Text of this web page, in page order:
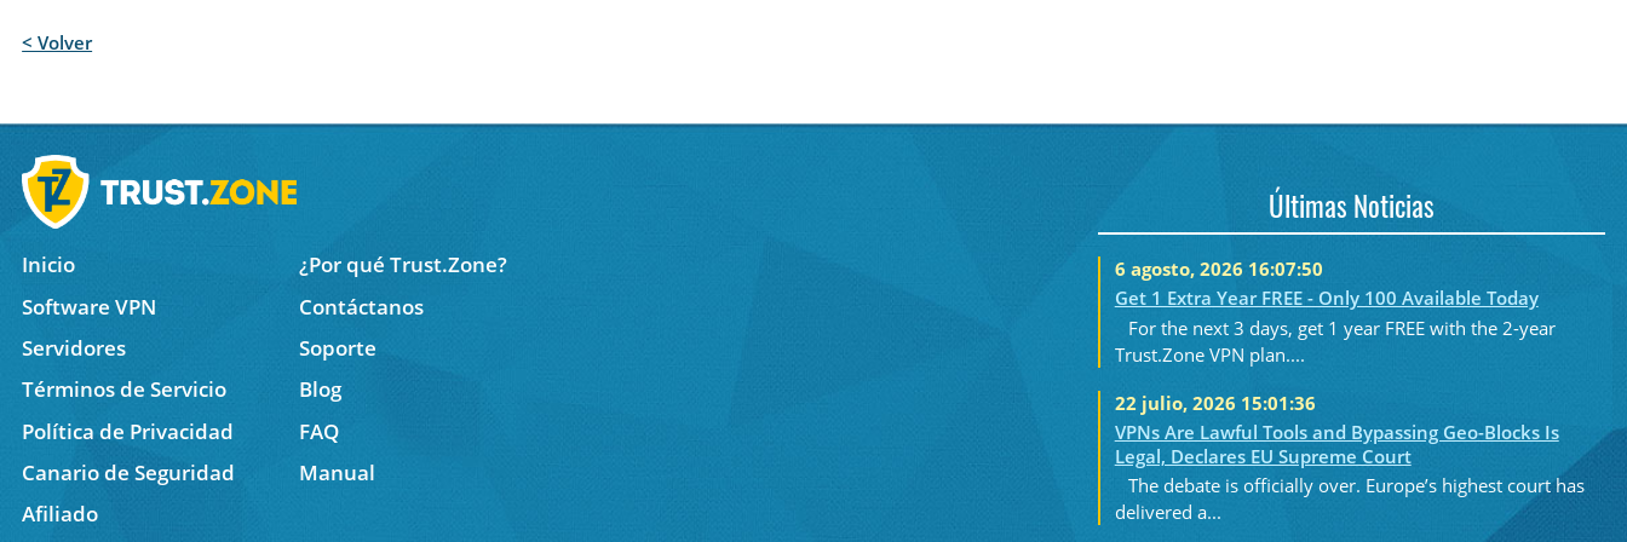
< Volver
Inicio
¿Por qué Trust.Zone?
Software VPN
Contáctanos
Servidores
Soporte
Términos de Servicio
Blog
Política de Privacidad
FAQ
Canario de Seguridad
Manual
Afiliado
Últimas Noticias
6 agosto, 2026 16:07:50
Get 1 Extra Year FREE - Only 100 Available Today
For the next 3 days, get 1 year FREE with the 2-year
Trust.Zone VPN plan....
22 julio, 2026 15:01:36
VPNs Are Lawful Tools and Bypassing Geo-Blocks Is
Legal, Declares EU Supreme Court
The debate is officially over. Europe’s highest court has
delivered a...